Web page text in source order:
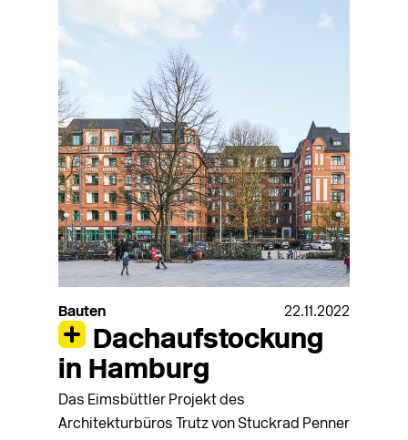
Bauten 22.11.2022
Dachaufstockung
in Hamburg
Das Eimsbüttler Projekt des
Architekturbüros Trutz von Stuckrad Penner